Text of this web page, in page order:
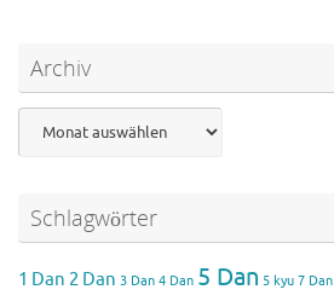
Archiv
Schlagwörter
1 Dan 2 Dan 3 Dan 4 Dan 5 Dan 5 kyu 7 Dan